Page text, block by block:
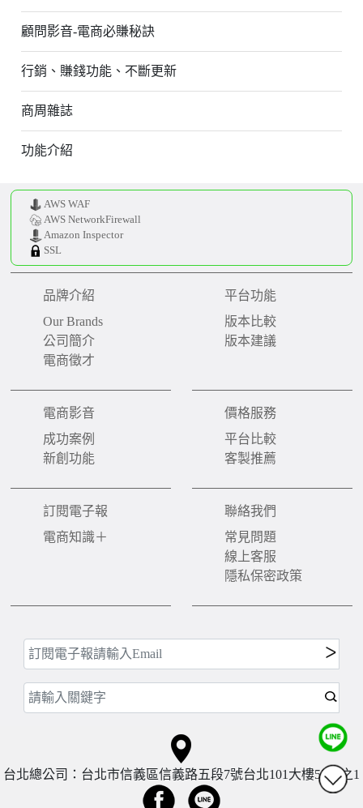
顧問影音-電商必賺秘訣
行銷、賺錢功能、不斷更新
商周雜誌
功能介紹
AWS WAF
AWS NetworkFirewall
Amazon Inspector
SSL
品牌介紹
Our Brands
公司簡介
電商徵才
平台功能
版本比較
版本建議
電商影音
成功案例
新創功能
價格服務
平台比較
客製推薦
訂閱電子報
電商知識＋
聯絡我們
常見問題
線上客服
隱私保密政策
台北總公司：台北市信義區信義路五段7號台北101大樓57樓之1